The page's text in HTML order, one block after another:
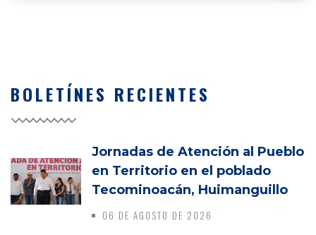
BOLETÍNES RECIENTES
Jornadas de Atención al Pueblo
en Territorio en el poblado
Tecominoacán, Huimanguillo
06 DE AGOSTO DE 2026